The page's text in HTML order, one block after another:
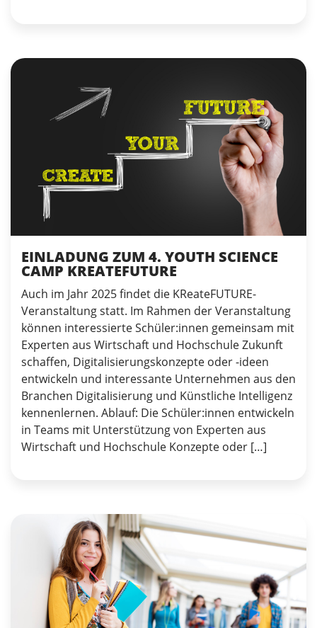
EINLADUNG ZUM 4. YOUTH SCIENCE
CAMP KREATEFUTURE
Auch im Jahr 2025 findet die KReateFUTURE-
Veranstaltung statt. Im Rahmen der Veranstaltung
können interessierte Schüler:innen gemeinsam mit
Experten aus Wirtschaft und Hochschule Zukunft
schaffen, Digitalisierungskonzepte oder -ideen
entwickeln und interessante Unternehmen aus den
Branchen Digitalisierung und Künstliche Intelligenz
kennenlernen. Ablauf: Die Schüler:innen entwickeln
in Teams mit Unterstützung von Experten aus
Wirtschaft und Hochschule Konzepte oder […]